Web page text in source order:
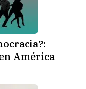
América